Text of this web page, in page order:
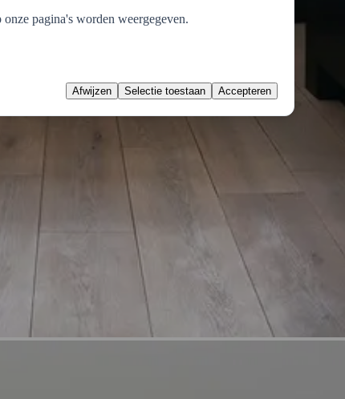
pagina's worden weergegeven.
Afwijzen Selectie toestaan Accepteren